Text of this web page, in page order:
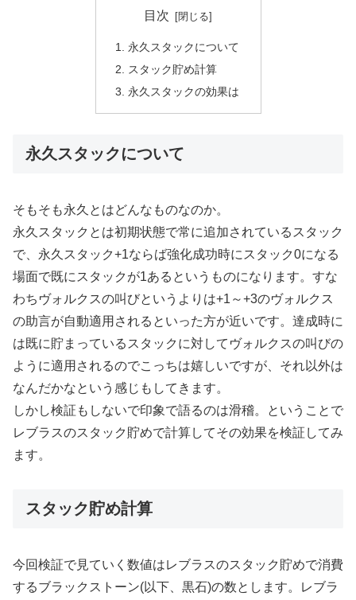
目次
永久スタックについて
スタック貯め計算
永久スタックの効果は
永久スタックについて
そもそも永久とはどんなものなのか。
永久スタックとは初期状態で常に追加されているスタック
で、永久スタック+1ならば強化成功時にスタック0になる
場面で既にスタックが1あるというものになります。すな
わちヴォルクスの叫びというよりは+1～+3のヴォルクス
の助言が自動適用されるといった方が近いです。達成時に
は既に貯まっているスタックに対してヴォルクスの叫びの
ように適用されるのでこっちは嬉しいですが、それ以外は
なんだかなという感じもしてきます。
しかし検証もしないで印象で語るのは滑稽。ということで
レブラスのスタック貯めで計算してその効果を検証してみ
ます。
スタック貯め計算
今回検証で見ていく数値はレブラスのスタック貯めで消費
するブラックストーン(以下、黒石)の数とします。レブラ